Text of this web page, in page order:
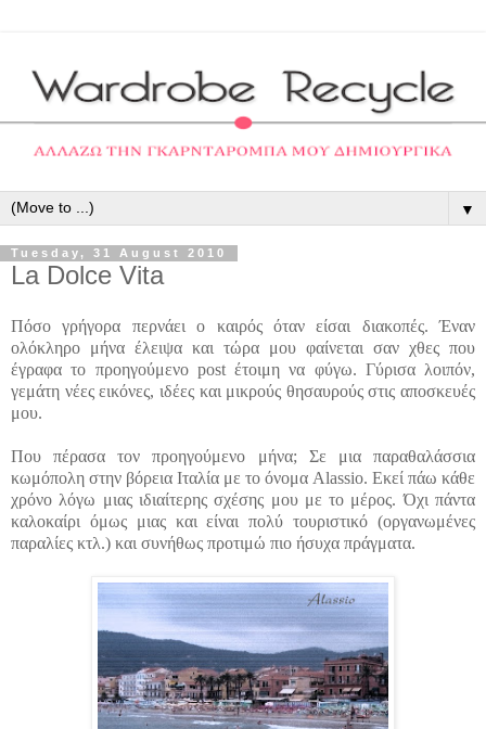
▼
Tuesday, 31 August 2010
La Dolce Vita
Πόσο γρήγορα περνάει ο καιρός όταν είσαι διακοπές. Έναν
ολόκληρο μήνα έλειψα και τώρα μου φαίνεται σαν χθες που
έγραφα το προηγούμενο post έτοιμη να φύγω. Γύρισα λοιπόν,
γεμάτη νέες εικόνες, ιδέες και μικρούς θησαυρούς στις αποσκευές
μου.
Που πέρασα τον προηγούμενο μήνα; Σε μια παραθαλάσσια
κωμόπολη στην βόρεια Ιταλία με το όνομα Alassio. Εκεί πάω κάθε
χρόνο λόγω μιας ιδιαίτερης σχέσης μου με το μέρος. Όχι πάντα
καλοκαίρι όμως μιας και είναι πολύ τουριστικό (οργανωμένες
παραλίες κτλ.) και συνήθως προτιμώ πιο ήσυχα πράγματα.